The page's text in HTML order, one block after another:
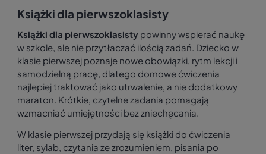
Książki dla pierwszoklasisty
Książki dla pierwszoklasisty powinny wspierać naukę
w szkole, ale nie przytłaczać ilością zadań. Dziecko w
klasie pierwszej poznaje nowe obowiązki, rytm lekcji i
samodzielną pracę, dlatego domowe ćwiczenia
najlepiej traktować jako utrwalenie, a nie dodatkowy
maraton. Krótkie, czytelne zadania pomagają
wzmacniać umiejętności bez zniechęcania.
W klasie pierwszej przydają się książki do ćwiczenia
liter, sylab, czytania ze zrozumieniem, pisania po